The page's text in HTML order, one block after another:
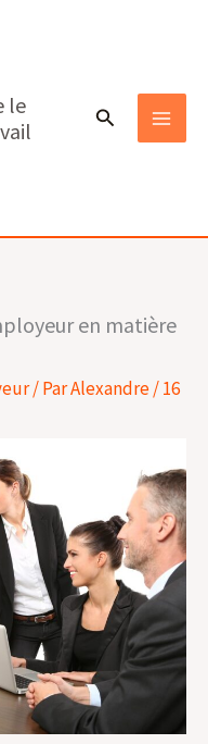
le
Rechercher
en matière
/ ParAlexandre/16